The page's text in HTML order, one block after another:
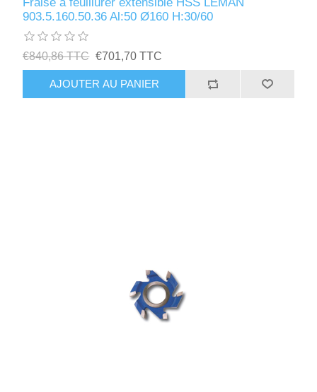
903.5.160.50.36 Al:50 Ø160 H:30/60
€840,86 TTC €701,70 TTC